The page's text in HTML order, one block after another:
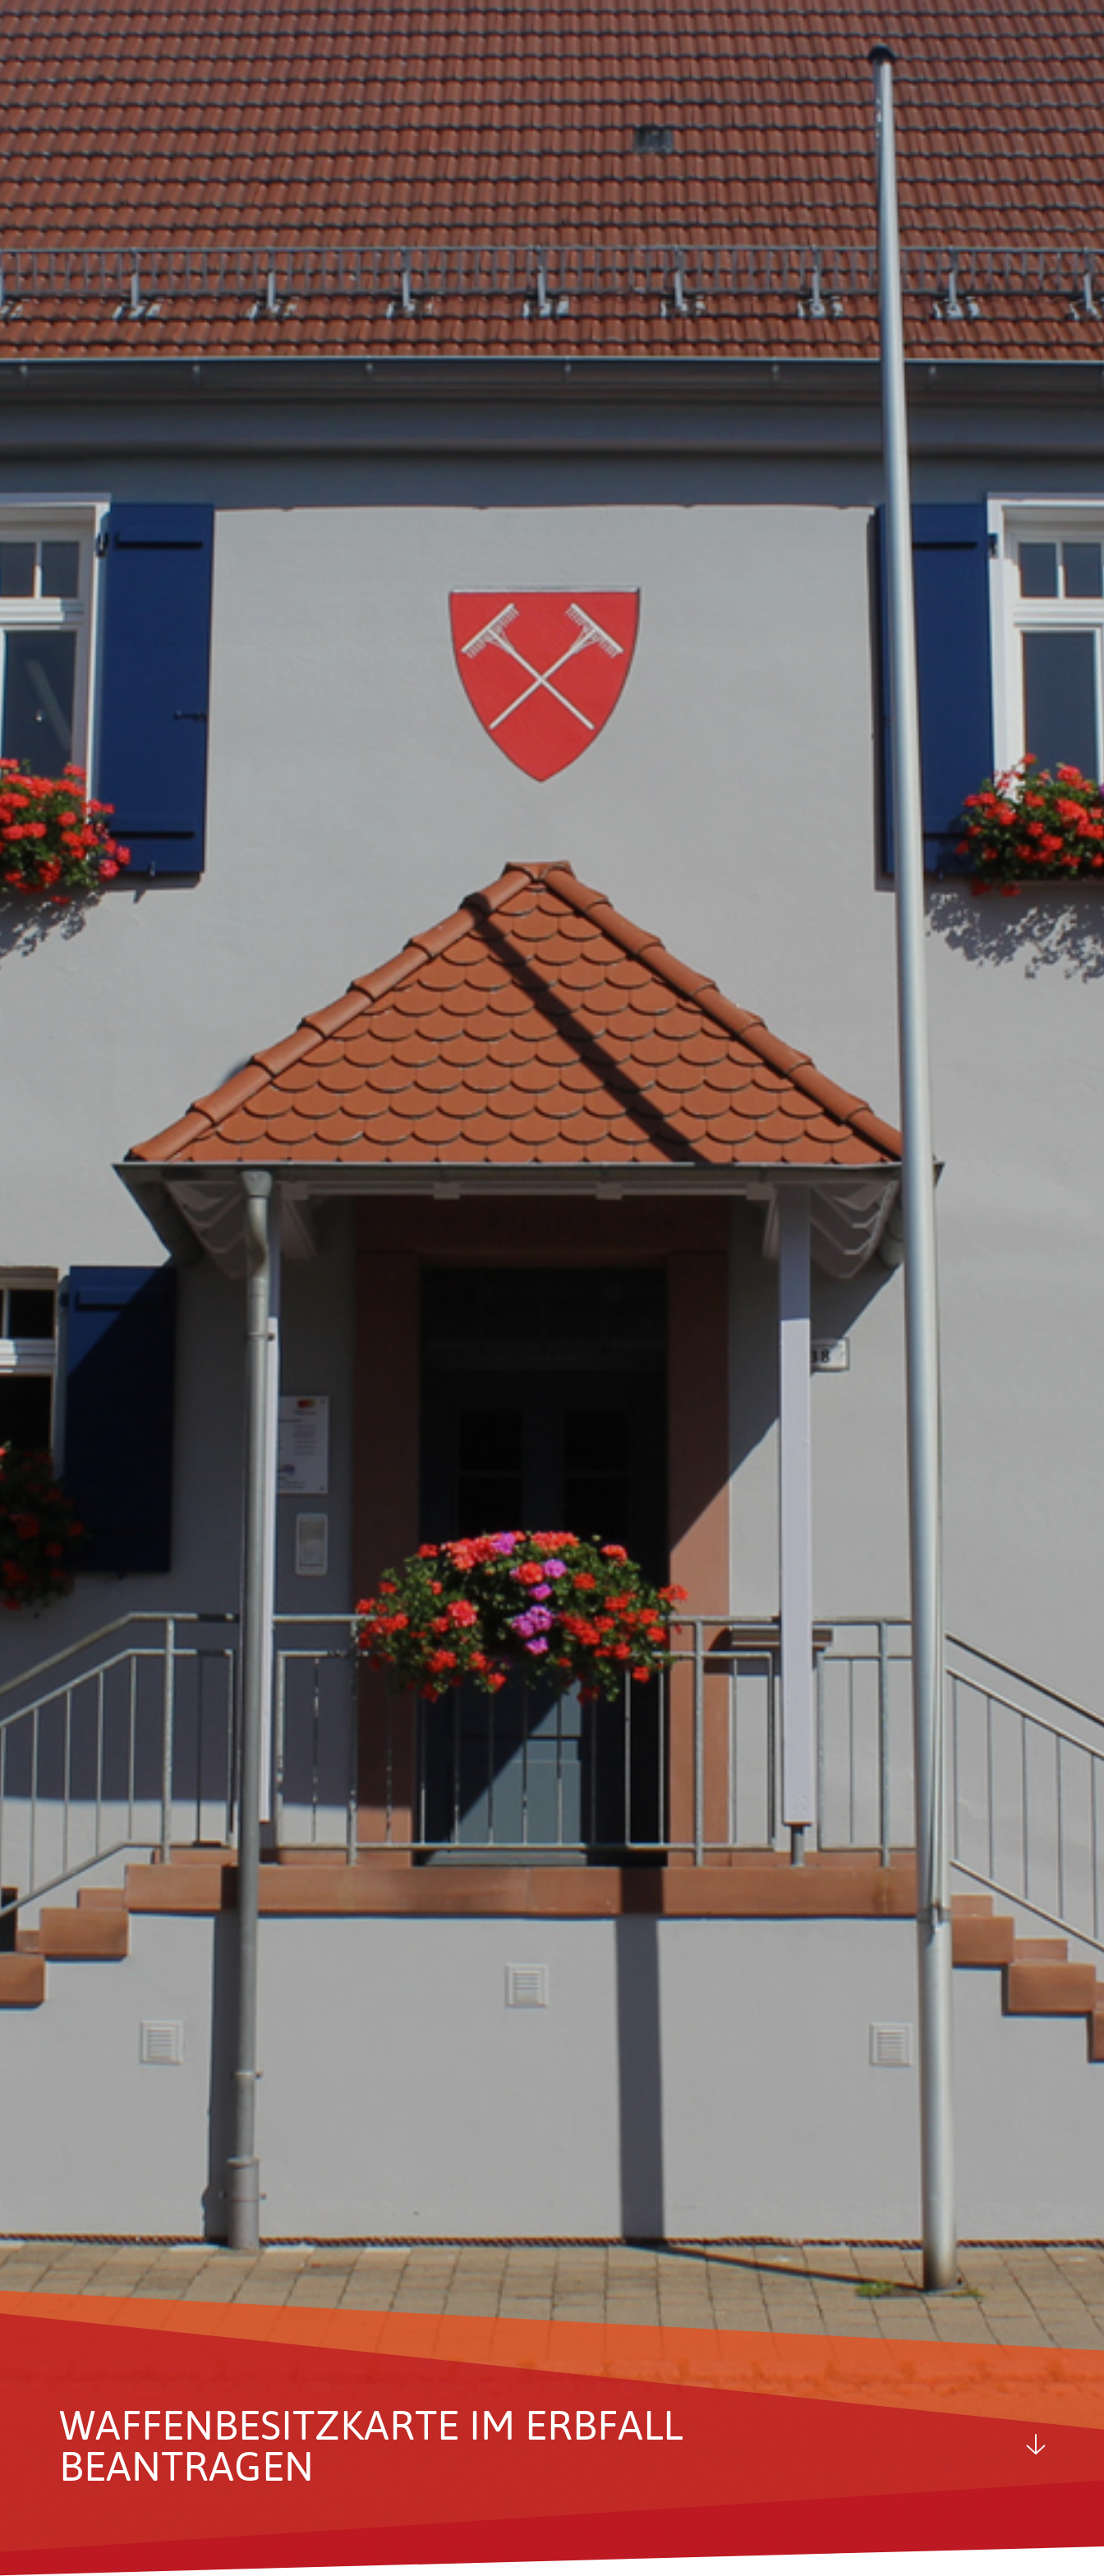
Dienstleistungen A-Z
Formulare & Satzungen
Gemeinderat
Freizeit & Tourismus
Wirtschaft
Schutzallianz 3D
Nach Texteingabe mit Enter bestätigen
WAFFEN­BE­SITZ­KARTE IM ERBFALL
BEAN­TRAGEN